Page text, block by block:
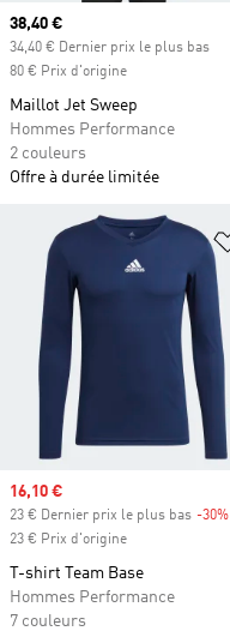
Prix actuel
38,40 €
34,40 € Dernier prix le plus bas
80 € Prix d'origine
Maillot Jet Sweep
Hommes Performance
2 couleurs
Offre à durée limitée
Prix soldé
16,10 €
23 € Dernier prix le plus bas -30%
23 € Prix d'origine
T-shirt Team Base
Hommes Performance
7 couleurs